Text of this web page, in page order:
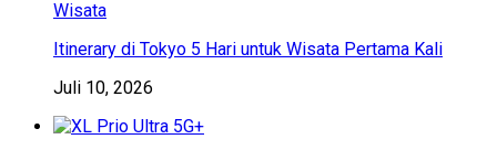
Wisata
Itinerary di Tokyo 5 Hari untuk Wisata Pertama Kali
Juli 10, 2026